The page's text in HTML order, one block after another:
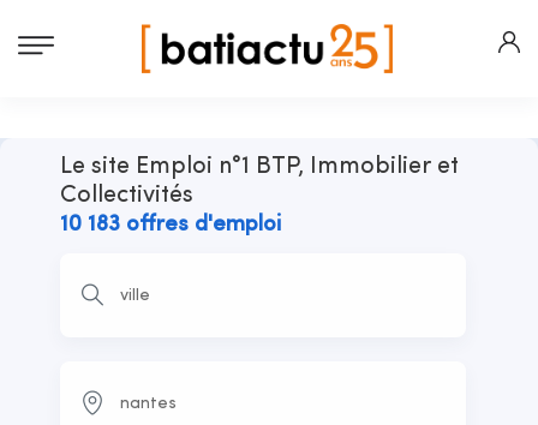
Le site Emploi n°1 BTP, Immobilier et
Collectivités
10 183 offres d'emploi